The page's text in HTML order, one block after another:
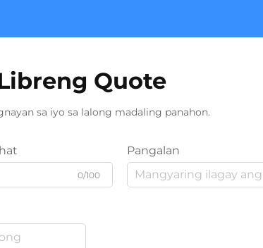
Quote
sa iyo sa lalong madaling panahon.
0/100
Pangalan